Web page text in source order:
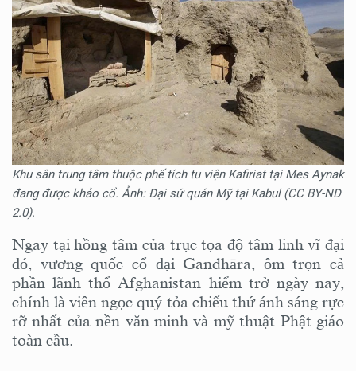
Khu sân trung tâm thuộc phế tích tu viện Kafiriat tại Mes Aynak
đang được khảo cổ. Ảnh: Đại sứ quán Mỹ tại Kabul (CC BY-ND
2.0).
Ngay tại hồng tâm của trục tọa độ tâm linh vĩ đại
đó, vương quốc cổ đại Gandhāra, ôm trọn cả
phần lãnh thổ Afghanistan hiểm trở ngày nay,
chính là viên ngọc quý tỏa chiếu thứ ánh sáng rực
rỡ nhất của nền văn minh và mỹ thuật Phật giáo
toàn cầu.